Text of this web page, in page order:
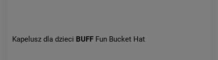
Kapelusz dla dzieci BUFF Fun Bucket Hat